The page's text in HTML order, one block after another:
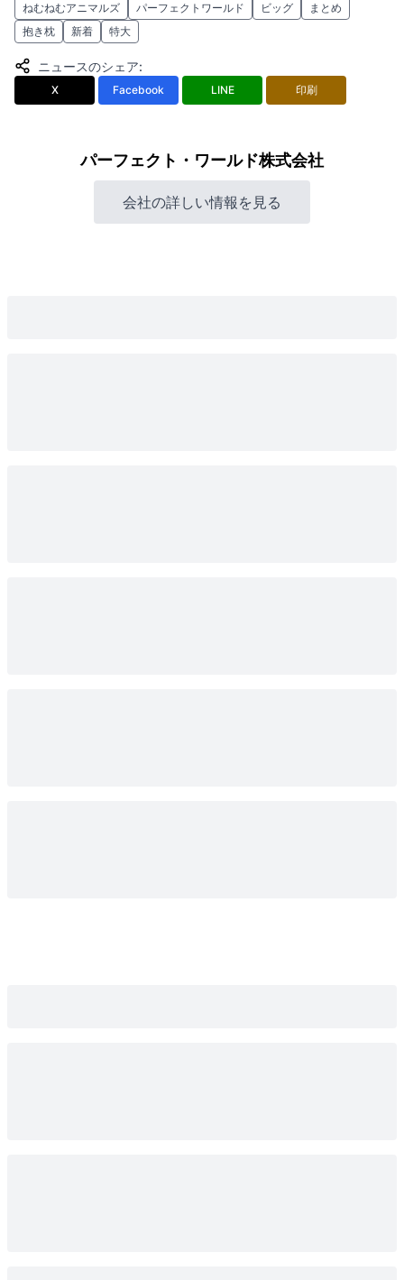
ねむねむアニマルズ
パーフェクトワールド ビッグ
まとめ
抱き枕
新着 特大
ニュースのシェア:
X Facebook LINE 印刷
パーフェクト・ワールド株式会社
会社の詳しい情報を見る